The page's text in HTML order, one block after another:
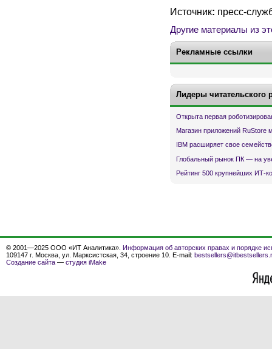
Источник: пресс-
Другие материалы из
Рекламные ссылки
Лидеры читательского
Открыта первая
Магазин приложений RuStore
IBM расширяет свое
Глобальный рынок ПК — на
Рейтинг 500 крупнейших ИТ-
© 2001—2025 ООО «ИТ Аналитика». Информация об авторских правах и порядке
109147 г. Москва, ул. Марксистская, 34, строение 10. E-mail:
Создание сайта — студия iMake